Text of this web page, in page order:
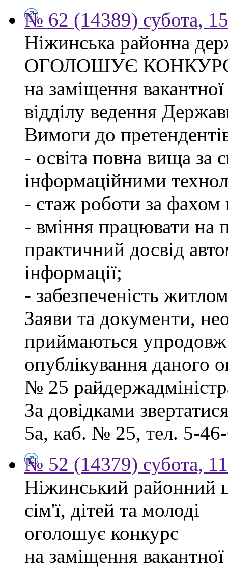
№ 62 (14389) субота,
Ніжинська районна
ОГОЛОШУЄ
на заміщення вакантної
відділу ведення
Вимоги до
- освіта повна вища за
інформаційними
- стаж роботи за
- вміння працювати на
практичний досвід
інформації;
- забезпеченість
Заяви та документи,
приймаються упродовж
опублікування даного
№ 25
За довідками
5а, каб. № 25, тел. 5-
№ 52 (14379) субота,
Ніжинський районний
сім'ї, дітей та молоді
оголошує конкурс
на заміщення